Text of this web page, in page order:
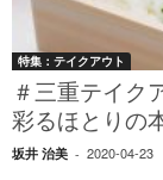
特集：テイクアウト
＃三重テイ
彩るほとりの
坂井 治美 - 2020-04-23